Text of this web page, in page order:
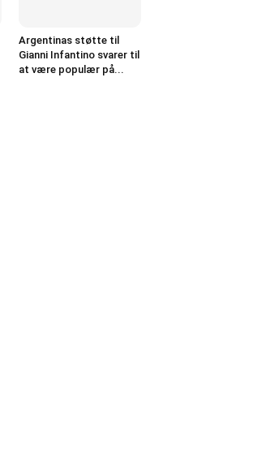
Argentinas støtte til
Gianni Infantino svarer til
at være populær på...